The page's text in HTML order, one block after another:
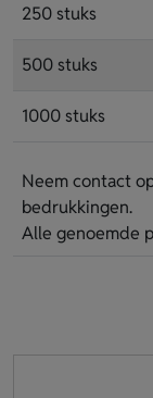
250 stuks
500 stuks
1000 stuks
Neem contact
bedrukkingen.
Alle genoemde